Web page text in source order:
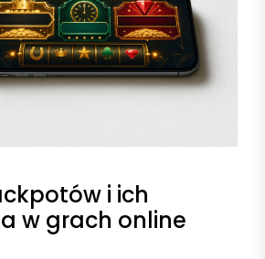
i ich
w grach online